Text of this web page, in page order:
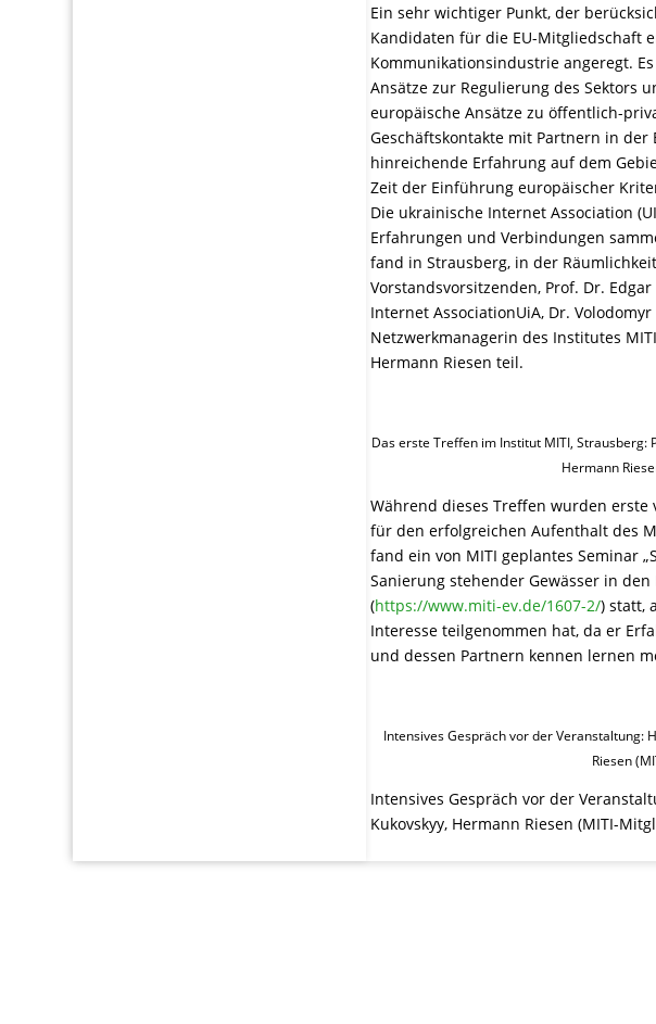
Ein sehr wichtiger Punkt, der
Kandidaten für die EU-Mitgliedschaft
Kommunikationsindustrie angeregt.
Ansätze zur Regulierung des Sektors
europäische Ansätze zu öffentlich-
Geschäftskontakte mit Partnern in der
hinreichende Erfahrung auf dem
Zeit der Einführung europäischer
Die ukrainische Internet Association
Erfahrungen und Verbindungen
fand in Strausberg, in der
Vorstandsvorsitzenden, Prof. Dr.
Internet AssociationUiA, Dr.
Netzwerkmanagerin des Institutes
Hermann Riesen teil.
Das erste Treffen im Institut MITI, Strausberg:
Hermann
Während dieses Treffen wurden
für den erfolgreichen Aufenthalt des
fand ein von MITI geplantes Seminar
Sanierung stehender Gewässer in den
(https://www.miti-ev.de/1607-2/) statt,
Interesse teilgenommen hat, da er
und dessen Partnern kennen lernen
Intensives Gespräch vor der Veranstaltung:
Riesen
Intensives Gespräch vor der
Kukovskyy, Hermann Riesen (MITI-